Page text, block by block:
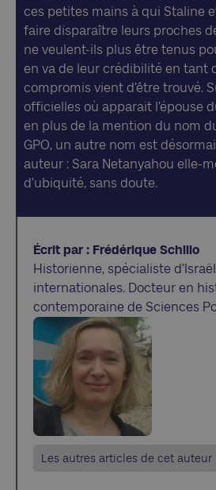
ces petites mains à qui Staline
faire disparaître leurs proches
ne veulent-ils plus être tenus
en va de leur crédibilité en tant
compromis vient d’être trouvé.
officielles où apparait l’épouse
en plus de la mention du nom
GPO, un autre nom est
auteur : Sara Netanyahou elle-
d’ubiquité, sans doute.
Écrit par : Frédérique Schillo
Historienne, spécialiste
internationales. Docteur en
contemporaine de Sciences
Les autres articles de cet auteur